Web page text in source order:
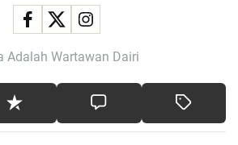
Adalah Wartawan Dairi